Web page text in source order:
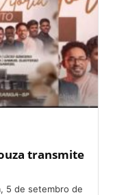
transmite
5 de setembro de